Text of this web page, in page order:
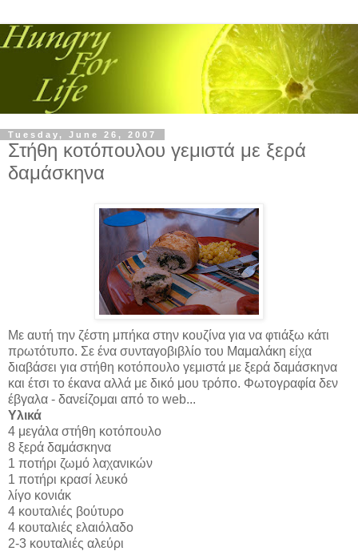
Tuesday, June 26, 2007
Στήθη κοτόπουλου γεμιστά με ξερά
δαμάσκηνα
Με αυτή την ζέστη μπήκα στην κουζίνα για να φτιάξω κάτι
πρωτότυπο. Σε ένα συνταγοβιβλίο του Μαμαλάκη είχα
διαβάσει για στήθη κοτόπουλο γεμιστά με ξερά δαμάσκηνα
και έτσι το έκανα αλλά με δικό μου τρόπο. Φωτογραφία δεν
έβγαλα - δανείζομαι από το web...
Υλικά
4 μεγάλα στήθη κοτόπουλο
8 ξερά δαμάσκηνα
1 ποτήρι ζωμό λαχανικών
1 ποτήρι κρασί λευκό
λίγο κονιάκ
4 κουταλιές βούτυρο
4 κουταλιές ελαιόλαδο
2-3 κουταλιές αλεύρι